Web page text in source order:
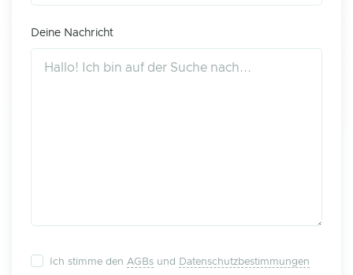
Deine Nachricht
Ich stimme den AGBs und
Datenschutzbestimmungen